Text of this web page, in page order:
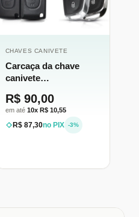
CHAVES CANIVETE
Carcaça da chave
canivete
adaptação
R$ 90,00
em até 10x R$ 10,55
R$ 87,30no PIX -3%